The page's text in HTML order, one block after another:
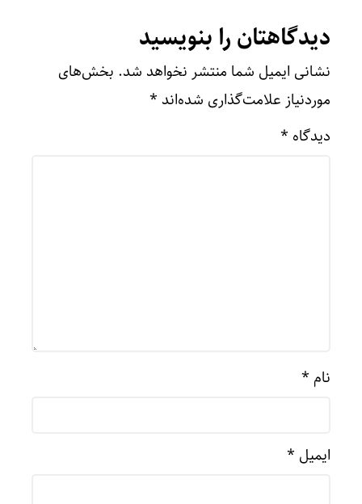
دیدگاهتان را بنویسید
نشانی ایمیل شما منتشر نخواهد شد. بخش‌های
موردنیاز علامت‌گذاری شده‌اند *
دیدگاه *
نام *
ایمیل *